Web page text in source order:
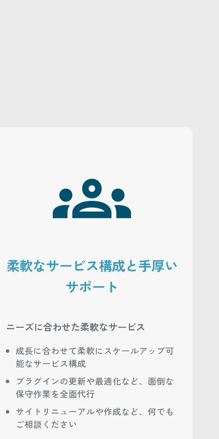
柔軟なサービス構成と手厚い
サポート
ニーズに合わせた柔軟なサービス
成長に合わせて柔軟にスケールアップ可
能なサービス構成
プラグインの更新や最適化など、面倒な
保守作業を全面代行
サイトリニューアルや作成など、何でも
ご相談ください